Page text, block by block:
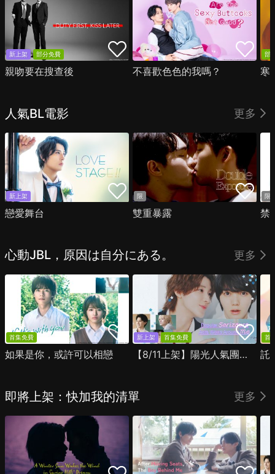
新上架 部分免費
親吻要在搜查後 不喜歡色色的我嗎？
部
寒
人氣BL電影 更多
新上架
戀愛舞台
限
雙重暴露
限
禁
心動JBL，原因は自分にある。 更多
首集免費
如果是你，或許可以相戀
新上架 首集免費
【8/11上架】陽光人氣團中的芹澤，在我面前卻有點不對勁
首
託
即將上架：快加我的清單 更多